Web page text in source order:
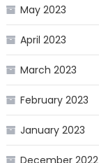
May 2023
April 2023
March 2023
February 2023
January 2023